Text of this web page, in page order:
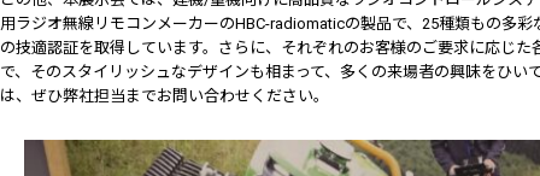
用ラジオ無線リモコンメーカーのHBC-radiomaticの製品で、25種類もの多
の技適認証を取得しています。さらに、それぞれのお客様のご要求に応じ
で、そのスタイリッシュなデザインも相まって、多くの来場者の興味をひ
は、ぜひ弊社担当までお問い合わせください。